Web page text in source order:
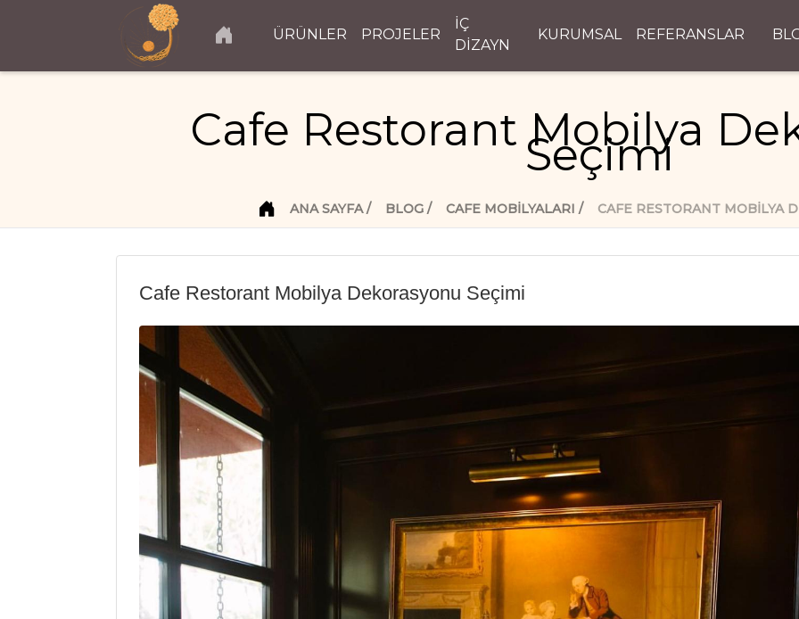
ÜRÜNLER PROJELER
İÇ
DİZAYN
KURUMSAL REFERANSLAR
Cafe Restorant Mobilya
Seçimi
ANA SAYFA BLOG CAFE MOBİLYALARI CAFE RESTORANT MOBILYA
Cafe Restorant Mobilya Dekorasyonu Seçimi